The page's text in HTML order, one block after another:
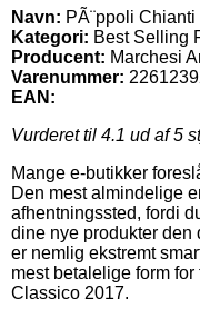
Navn: PÃ¨ppoli
Kategori: Best Selling
Producent: Marchesi
Varenummer:
EAN:
Vurderet til 4.1 ud af 5
Mange e-butikker
Den mest almindelige
afhentningssted, fordi
dine nye produkter den
er nemlig ekstremt
mest betalelige form
Classico 2017.